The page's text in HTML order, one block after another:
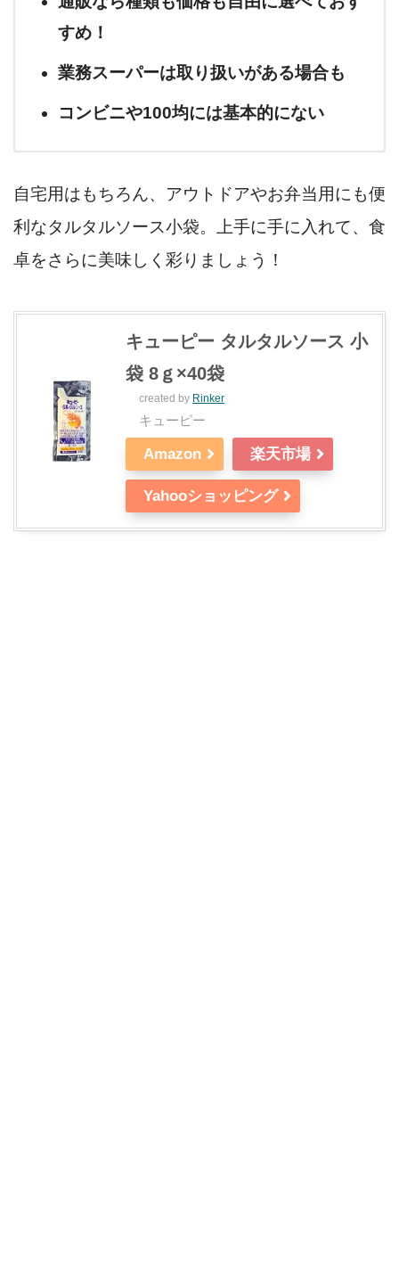
すめ！
業務スーパーは取り扱いがある場合も
コンビニや100均には基本的にない
自宅用はもちろん、アウトドアやお弁当用にも便
利なタルタルソース小袋。上手に手に入れて、食
卓をさらに美味しく彩りましょう！
キューピー タルタルソース 小
袋 8ｇ×40袋
created by Rinker
キューピー
Amazon 楽天市場
Yahooショッピング